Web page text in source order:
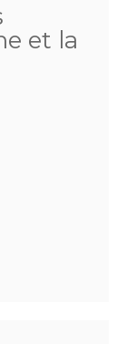
et la